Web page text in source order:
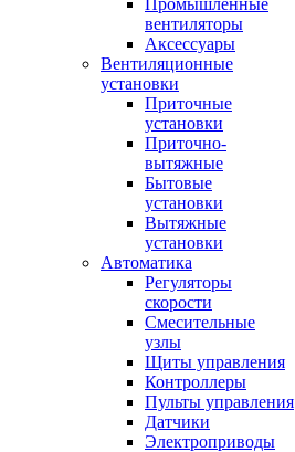
Промышленные
вентиляторы
Аксессуары
Вентиляционные
установки
Приточные
установки
Приточно-
вытяжные
Бытовые
установки
Вытяжные
установки
Автоматика
Регуляторы
скорости
Смесительные
узлы
Щиты управления
Контроллеры
Пульты управления
Датчики
Электроприводы